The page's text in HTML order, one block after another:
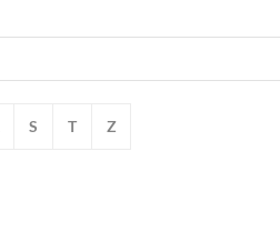
S T Z